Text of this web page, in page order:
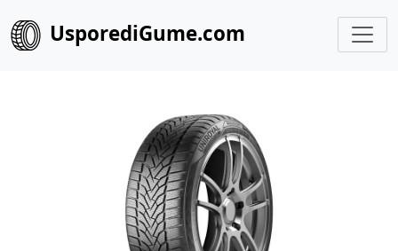
UsporediGume.com